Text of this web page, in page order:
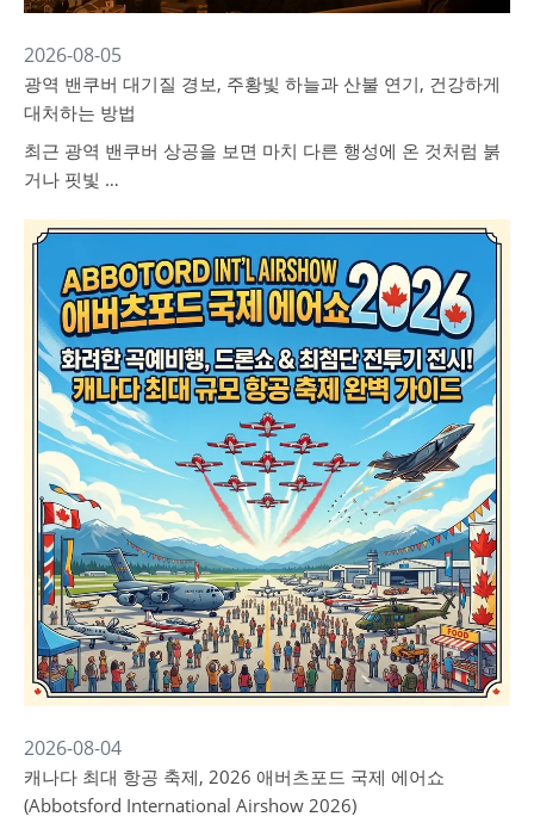
2026-08-05
광역 밴쿠버 대기질 경보, 주황빛 하늘과 산불 연기, 건강하게
대처하는 방법
최근 광역 밴쿠버 상공을 보면 마치 다른 행성에 온 것처럼 붉
거나 핏빛 …
2026-08-04
캐나다 최대 항공 축제, 2026 애버츠포드 국제 에어쇼
(Abbotsford International Airshow 2026)